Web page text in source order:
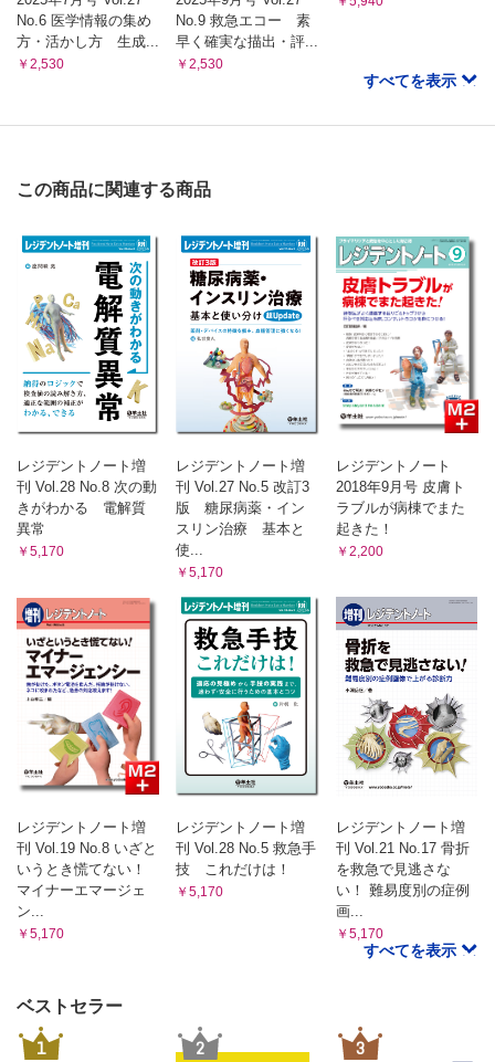
No.6 医学情報の集め
方・活かし方 生成...
￥2,530
No.9 救急エコー 素
早く確実な描出・評...
￥2,530
すべてを表示
この商品に関連する商品
レジデントノート増
刊 Vol.28 No.8 次の動
きがわかる 電解質
異常
￥5,170
レジデントノート増
刊 Vol.27 No.5 改訂3
版 糖尿病薬・イン
スリン治療 基本と
使...
￥5,170
レジデントノート
2018年9月号 皮膚ト
ラブルが病棟でまた
起きた！
￥2,200
レジデントノート増
刊 Vol.19 No.8 いざと
いうとき慌てない！
マイナーエマージェ
ン...
￥5,170
レジデントノート増
刊 Vol.28 No.5 救急手
技 これだけは！
￥5,170
レジデントノート増
刊 Vol.21 No.17 骨折
を救急で見逃さな
い！ 難易度別の症例
画...
￥5,170
すべてを表示
ベストセラー
1 2 3